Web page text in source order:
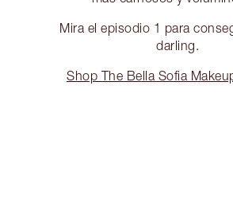
Mira el episodio 1 para
darling.
Shop The Bella Sofia